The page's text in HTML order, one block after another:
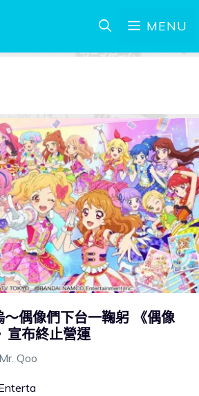
MENU
～偶像們下台一鞠躬 《偶像
宣布終止營運
Mr. Qoo